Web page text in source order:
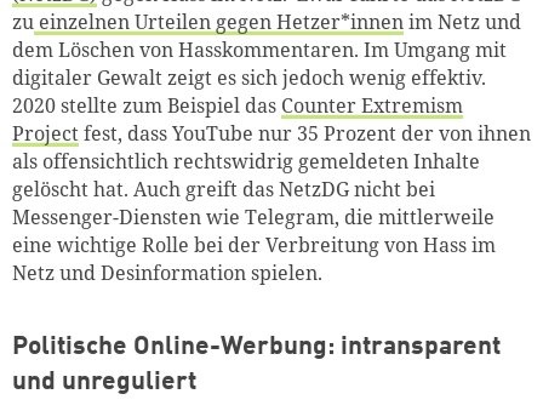
zu einzelnen Urteilen gegen Hetzer*innenim Netz und
dem Löschen von Hasskommentaren. Im Umgang mit
digitaler Gewalt zeigt es sich jedoch wenig effektiv.
2020 stellte zum Beispiel das Counter Extremism
Projectfest, dass YouTube nur 35 Prozent der von ihnen
als offensichtlich rechtswidrig gemeldeten Inhalte
gelöscht hat. Auch greift das NetzDG nicht bei
Messenger-Diensten wie Telegram, die mittlerweile
eine wichtige Rolle bei der Verbreitung von Hass im
Netz und Desinformation spielen.
Politische Online-Werbung: intransparent
und unreguliert